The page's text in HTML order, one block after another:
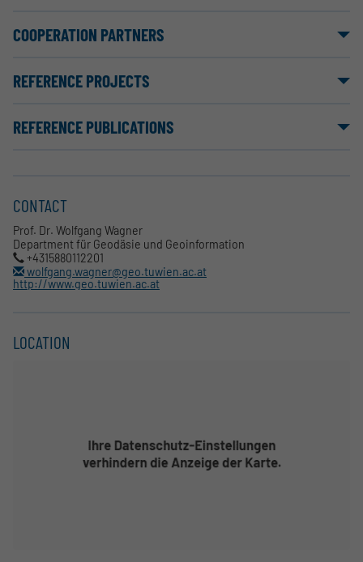
COOPERATION PARTNERS
REFERENCE PROJECTS
REFERENCE PUBLICATIONS
CONTACT
Prof. Dr. Wolfgang Wagner
Department für Geodäsie und Geoinformation
+4315880112201
wolfgang.wagner@geo.tuwien.ac.at
http://www.geo.tuwien.ac.at
LOCATION